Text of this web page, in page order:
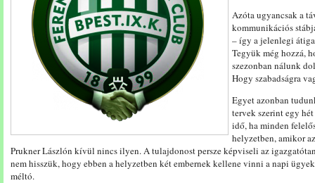
Azóta ugyancsak a
kommunikációs
– így a jelenlegi
Tegyük még hozzá,
szezonban nálunk
Hogy szabadságra
Egyet azonban
tervek szerint egy
idő, ha minden
helyzetben, amikor
Prukner Lászlón kívül nincs ilyen. A tulajdonost persze képviseli az
nem hisszük, hogy ebben a helyzetben két embernek kellene vinni a napi
méltó.